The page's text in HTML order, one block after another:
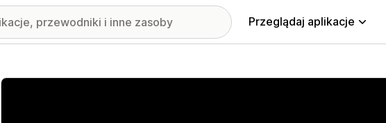
Przeglądaj aplikacje
Wyróżnione obrazy w galerii